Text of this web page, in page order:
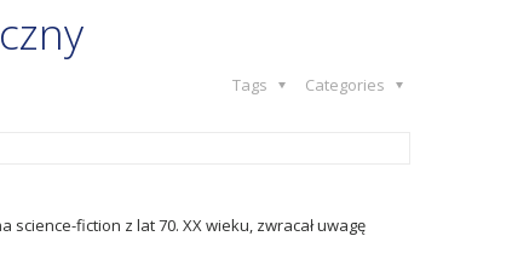
Categories
Tags
fiction z lat 70. XX wieku, zwracał uwagę